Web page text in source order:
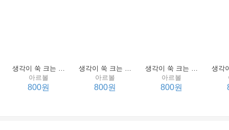
생각이 쑥 크는 세계 명작 4 : 언어 편
아르볼
800원
생각이 쑥 크는 세계 명작 3 : 언어 편
아르볼
800원
생각이 쑥 크는 세계 명작 2 : 언어 편
아르볼
800원